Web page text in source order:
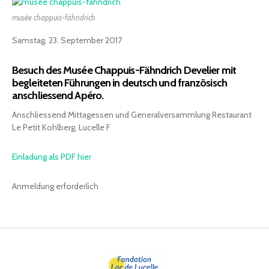
Kontakt
Mitglied werden
musée chappuis-fähndrich
Samstag, 23. September 2017
Besuch des Musée Chappuis-Fähndrich Develier mit
begleiteten Führungen in deutsch und französisch
anschliessend Apéro.
Anschliessend Mittagessen und Generalversammlung Restaurant
Le Petit Kohlberg, Lucelle F
Einladung als PDF hier
Anmeldung erforderlich